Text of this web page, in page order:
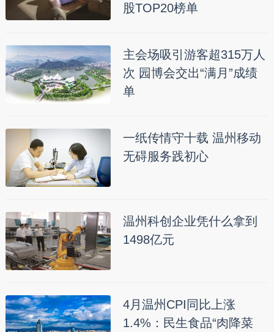
股TOP20榜单
主会场吸引游客超315万人
次 园博会交出“满月”成绩
单
一纸传情守十载 温州移动
无碍服务践初心
温州科创企业凭什么拿到
1498亿元
4月温州CPI同比上涨
1.4%：民生食品“肉降菜